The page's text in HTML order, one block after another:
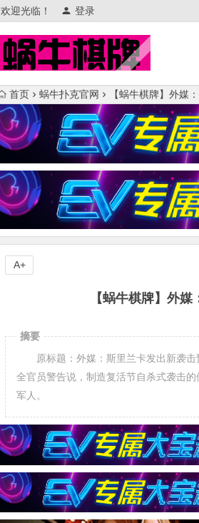
欢迎光临！ 登录
首页 蜗牛扑克官网 【蜗牛棋牌】外媒
【蜗牛棋牌】外
A+
摘要
原标题：外媒：斯里兰卡发出新袭击
全官员警告说，制造复活节自杀式袭击
军人。